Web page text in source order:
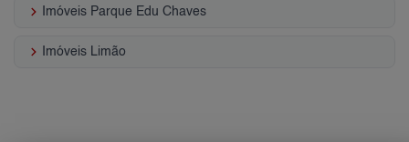
keyboard_arrow_right Imóveis Parque Edu Chaves
keyboard_arrow_right Imóveis Limão